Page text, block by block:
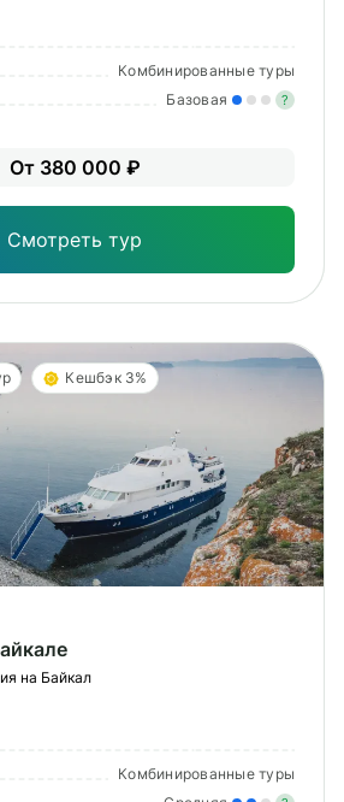
Комбинированные туры
Базовая ?
От 380 000 ₽
Смотреть тур
Кешбэк 3%
на Байкал
Комбинированные туры